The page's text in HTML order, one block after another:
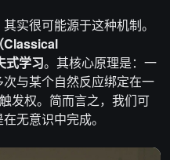
实很可能源于这种机制。
Classical
式学习。其核心原理是：一
与某个自然反应绑定在一
发权。简而言之，我们可
无意识中完成。